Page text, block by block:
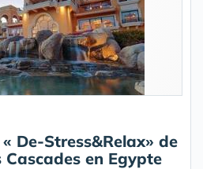
De-Stress&Relax» de
Cascades en Egypte